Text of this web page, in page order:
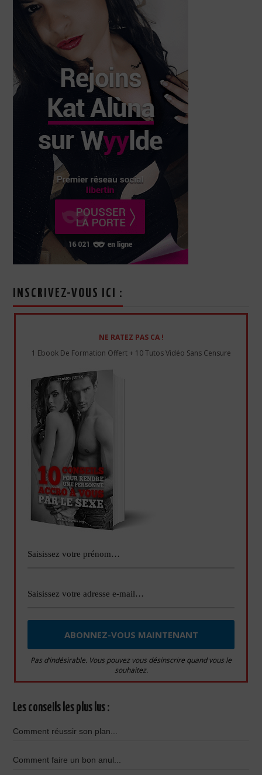
INSCRIVEZ-VOUS ICI :
NE RATEZ PAS CA !
1 Ebook De Formation Offert + 10 Tutos Vidéo Sans Censure
Pas d’indésirable. Vous pouvez vous désinscrire quand vous le
souhaitez.
Les conseils les plus lus :
Comment réussir son plan...
Comment faire un bon anul...